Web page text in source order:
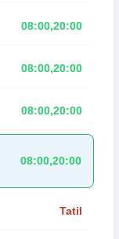
08:00,20:00
08:00,20:00
08:00,20:00
08:00,20:00
Tatil